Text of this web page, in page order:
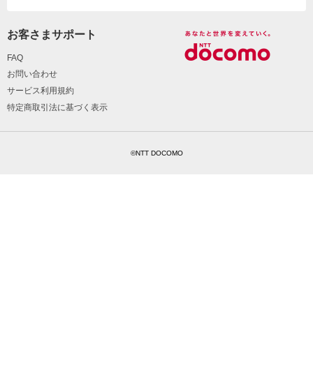
お客さまサポート
FAQ
お問い合わせ
サービス利用規約
特定商取引法に基づく表示
©NTT DOCOMO